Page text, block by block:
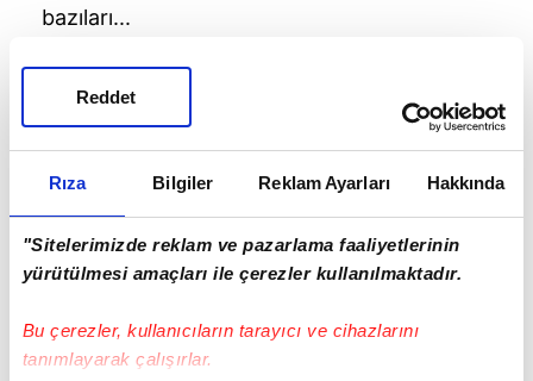
Rıza Bilgiler Reklam Ayarları Hakkında
"Sitelerimizde reklam ve pazarlama faaliyetlerinin
yürütülmesi amaçları ile çerezler kullanılmaktadır.
Bu çerezler, kullanıcıların tarayıcı ve cihazlarını
tanımlayarak çalışırlar.
Reddet
bazıları...